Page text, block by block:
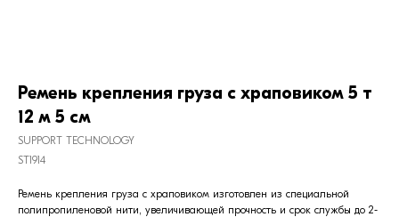
Ремень крепления груза с храповиком 5 т
12 м 5 см
SUPPORT TECHNOLOGY
ST1914
Ремень крепления груза с храповиком изготовлен из специальной
полипропиленовой нити, увеличивающей прочность и срок службы до 2-